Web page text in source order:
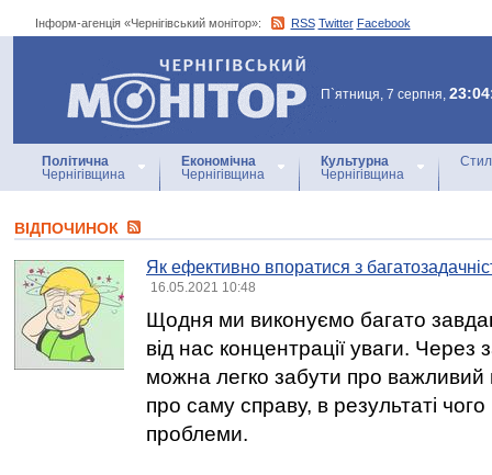
Інформ-агенція «Чернігівський монітор»: RSS Twitter Facebook
Інформ-агенція
«Чернігівський монітор»
П`ятниця, 7 серпня,
Політична
Чернігівщина
Економічна
Чернігівщина
Культурна
Чернігівщина
ВІДПОЧИНОК
Як ефективно впоратися з
16.05.2021 10:48
Щодня ми виконуємо багато
від нас концентрації уваги. Через
можна легко забути про важливий
про саму справу, в результаті
проблеми.